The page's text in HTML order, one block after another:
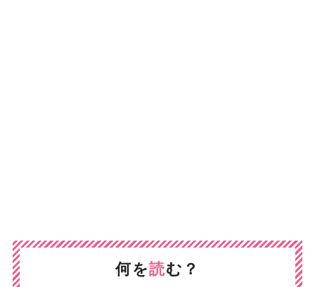
何を読む？